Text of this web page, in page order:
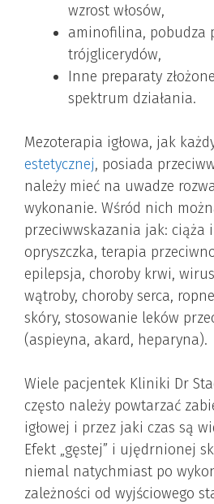
wzrost włosów,
aminofilina, pobudza
trójglicerydów,
Inne preparaty
spektrum działania.
Mezoterapia igłowa, jak
estetycznej, posiada
należy mieć na uwadze
wykonanie. Wśród nich
przeciwwskazania jak: ciąża
opryszczka, terapia
epilepsja, choroby krwi,
wątroby, choroby serca,
skóry, stosowanie leków
(aspieyna, akard, heparyna).
Wiele pacjentek Kliniki Dr
często należy powtarzać
igłowej i przez jaki czas są
Efekt „gęstej” i ujędrnionej
niemal natychmiast po
zależności od wyjściowego